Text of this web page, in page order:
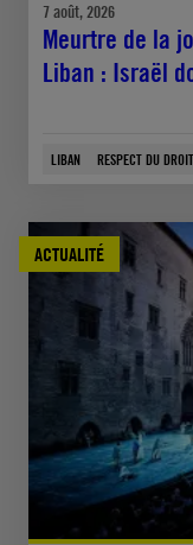
7 août, 2026
Meurtre de la
Liban : Israël
LIBAN RESPECT DU
ACTUALITÉ